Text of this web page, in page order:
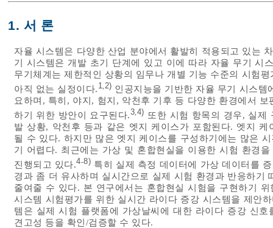
1. 서 론
자율 시스템은 다양한 산업 분야에서 활발히 적용되고 있는
기 시스템은 개발 초기 단계에 있고 이에 따라 자율 무기 시
무기체계는 제한적인 상황의 임무나 개별 기능 수준의 시험
아직 없는 실정이다. 1,2) 인공지능을 기반한 자율 무기 시스
요하며, 특히, 야지, 험지, 악천후 기후 등 다양한 환경에서
하기 위한 방안이 요구된다.3,4) 또한 시험 항목의 경우, 실제
발 상황, 악천후 등과 같은 엣지 케이스가 포함된다. 엣지
될 수 있다. 하지만 많은 엣지 케이스를 구성하기에는 많은
기 어렵다. 최근에는 가상 및 혼합현실을 이용한 시험 환경
진행되고 있다.4-8) 특히 실제 측정 데이터에 가상 데이터를
경과 좀 더 유사하며 실시간으로 실제 시험 환경과 반응하기
줄여줄 수 있다. 본 연구에서는 혼합현실 시험을 구현하기
시스템 시험평가를 위한 실시간 라이다 증강 시스템을 제안
템은 실제 시험 플랫폼에 가상날씨에 대한 라이다 증강 신
견고성 등을 확인/검증할 수 있다.